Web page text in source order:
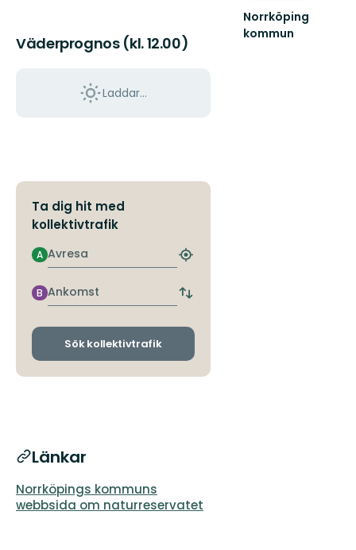
Väderprognos (kl. 12.00)
Laddar...
Ta dig hit med
kollektivtrafik
Avresa
A
Hitta
hållplats
Ankomst
B
Byt
och
Sök kollektivtrafik
Länkar
Norrköpings kommuns
webbsida om naturreservatet
Norrköping
kommun